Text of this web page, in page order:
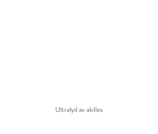
Ultralyd av akilles